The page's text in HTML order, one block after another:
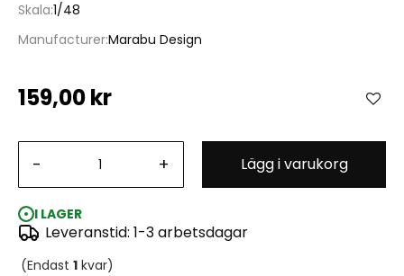
Skala 1/48
ManufacturerMarabu Design
159,00 kr
- + Lägg i varukorg
I LAGER
Leveranstid: 1-3 arbetsdagar
(Endast 1 kvar)
Douglas TBD-1 Devastator - Exterior PE Set (ADM)